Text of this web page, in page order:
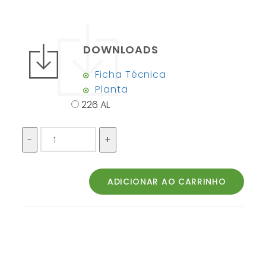
DOWNLOADS
Ficha Técnica
Planta
226 AL